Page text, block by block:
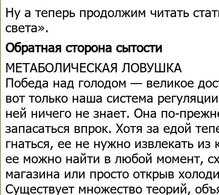
Ну а теперь продолжим читать
света».
Обратная сторона сытости
МЕТАБОЛИЧЕСКАЯ ЛОВУШКА
Победа над голодом — великое
вот только наша система
ней ничего не знает. Она по-
запасаться впрок. Хотя за едой
гнаться, ее не нужно извлекать
ее можно найти в любой момент,
магазина или просто открыв
Существует множество теорий,